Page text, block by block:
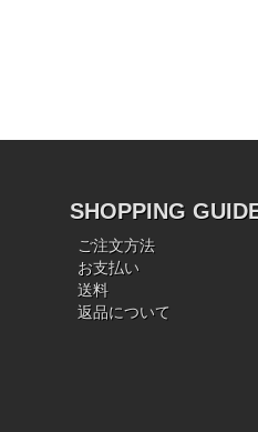
SHOPPING
ご注文方法
お支払い
送料
返品について